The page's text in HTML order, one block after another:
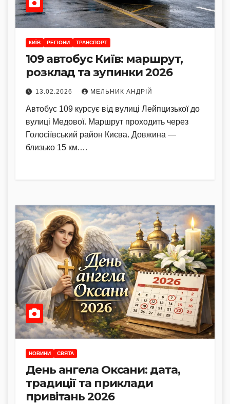
КИЇВ РЕГІОНИ ТРАНСПОРТ
109 автобус Київ: маршрут,
розклад та зупинки 2026
13.02.2026 МЕЛЬНИК АНДРІЙ
Автобус 109 курсує від вулиці Лейпцизької до
вулиці Медової. Маршрут проходить через
Голосіївський район Києва. Довжина —
близько 15 км.…
НОВИНИ СВЯТА
День ангела Оксани: дата,
традиції та приклади
привітань 2026